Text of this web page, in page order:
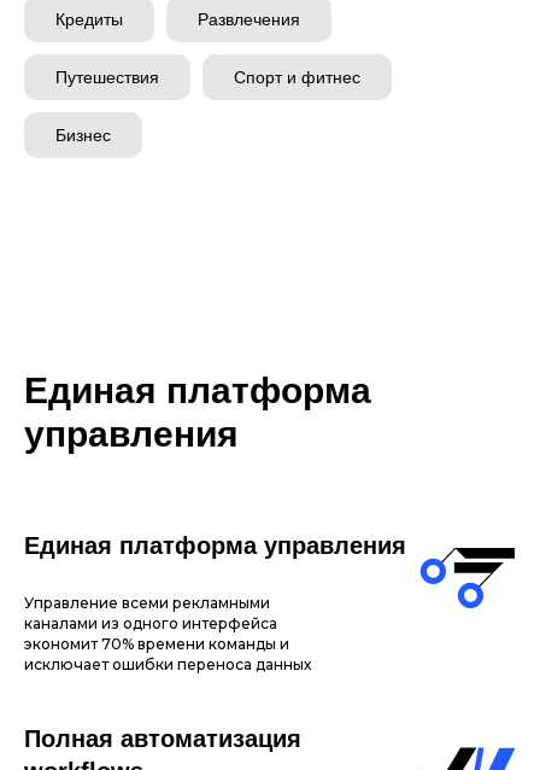
Кредиты Развлечения
Путешествия Спорт и фитнес
Бизнес
Единая платформа
управления
Единая платформа управления
Управление всеми рекламными
каналами из одного интерфейса
экономит 70% времени команды и
исключает ошибки переноса данных
Полная автоматизация